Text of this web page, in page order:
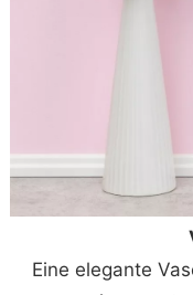
Eine elegante